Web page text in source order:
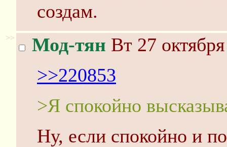
создам.
>> Мод-тян Вт 27
>>220853
>Я спокойно
Ну, если спокойно и